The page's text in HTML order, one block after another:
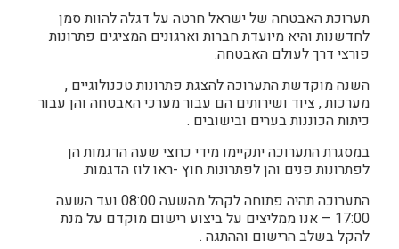
תערוכת האבטחה של ישראל חרטה על דגלה להוות סמן
לחדשנות והיא מיועדת חברות וארגונים המציגים פתרונות
פורצי דרך לעולם האבטחה.
​השנה מוקדשת התערוכה להצגת פתרונות טכנולוגיים ,
מערכות , ציוד ושירותים הם עבור מערכי האבטחה והן עבור
כיתות הכוננות בערים ובישובים .
במסגרת התערוכה יתקיימו מידי כחצי שעה הדגמות הן
לפתרונות פנים והן לפתרונות חוץ -ראו לוז הדגמות.
התערוכה תהיה פתוחה לקהל מהשעה 08:00 ועד השעה
17:00 – אנו ממליצים על ביצוע רישום מוקדם על מנת
להקל בשלב הרישום וההתגה .